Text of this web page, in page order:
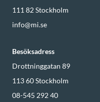
111 82Stockholm
info@mi.se
Besöksadress
Drottninggatan 89
113 60Stockholm
08-545 292 40